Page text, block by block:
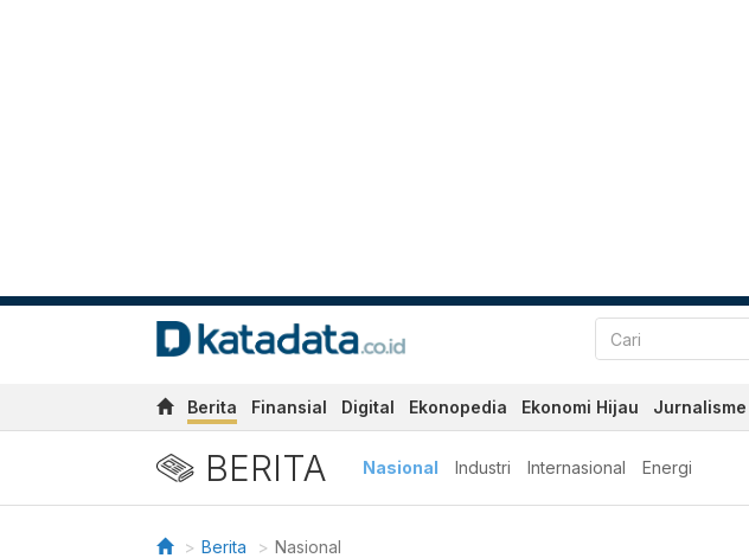
Berita Finansial Digital Ekonopedia Ekonomi Hijau Jurnalisme
BERITA Nasional Industri Internasional Energi
Berita Nasional